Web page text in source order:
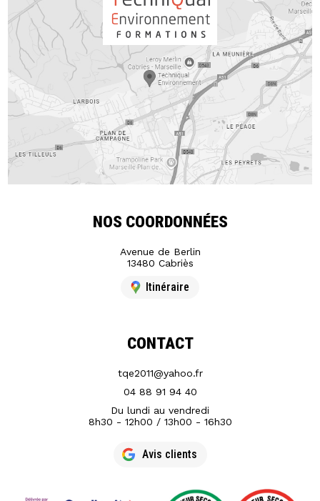
NOS COORDONNÉES
Avenue de Berlin
13480 Cabriès
Itinéraire
CONTACT
tqe2011@yahoo.fr
04 88 91 94 40
Du lundi au vendredi
8h30 - 12h00 / 13h00 - 16h30
Avis clients